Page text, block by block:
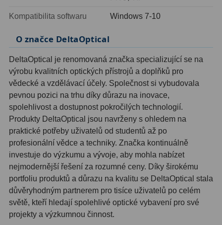
Helical výtahy11
Okulárové výtahy44
Primární zrcadla9
Sekundární zrcadla
Adaptéry k okulárovým
výtahům8
Pozorovací dalekohledy50
Kompaktní3
Kompatibilita softwaru Windows 7-10
O značce DeltaOptical
DeltaOptical je renomovaná značka specializující se na
výrobu kvalitních optických přístrojů a doplňků pro
vědecké a vzdělávací účely. Společnost si vybudovala
pevnou pozici na trhu díky důrazu na inovace,
spolehlivost a dostupnost pokročilých technologií.
Produkty DeltaOptical jsou navrženy s ohledem na
praktické potřeby uživatelů od studentů až po
profesionální vědce a techniky. Značka kontinuálně
investuje do výzkumu a vývoje, aby mohla nabízet
nejmodernější řešení za rozumné ceny. Díky širokému
portfoliu produktů a důrazu na kvalitu se DeltaOptical stala
důvěryhodným partnerem pro tisíce uživatelů po celém
světě, kteří hledají spolehlivé optické vybavení pro své
projekty a výzkumnou činnost.